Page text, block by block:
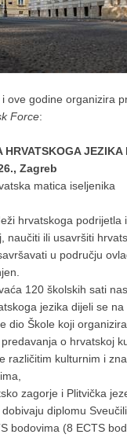
ove godine organizira
Force:
HRVATSKOGA
Zagreb
matica iseljenika
hrvatskoga
naučiti ili usavršiti
u području
120 školskih sati
jezika dijeli se
dio Škole koji
o hrvatskoj
različitim kulturnim i
zagorje i Plitvička
diplomu
bodovima (8 ECTS